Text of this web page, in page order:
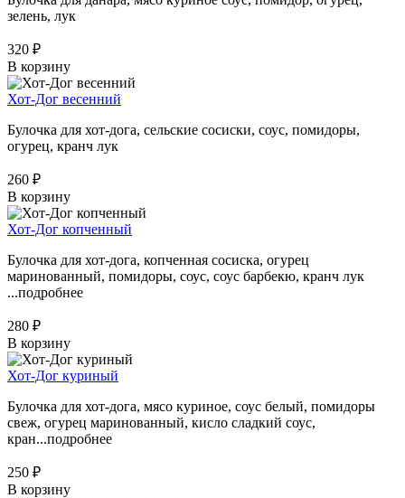
зелень, лук
320 ₽
В корзину
Хот-Дог весенний
Булочка для хот-дога, сельские сосиски, соус, помидоры,
огурец, кранч лук
260 ₽
В корзину
Хот-Дог копченный
Булочка для хот-дога, копченная сосиска, огурец
маринованный, помидоры, соус, соус барбекю, кранч лук
...подробнее
280 ₽
В корзину
Хот-Дог куриный
Булочка для хот-дога, мясо куриное, соус белый, помидоры
свеж, огурец маринованный, кисло сладкий соус,
кран...подробнее
250 ₽
В корзину